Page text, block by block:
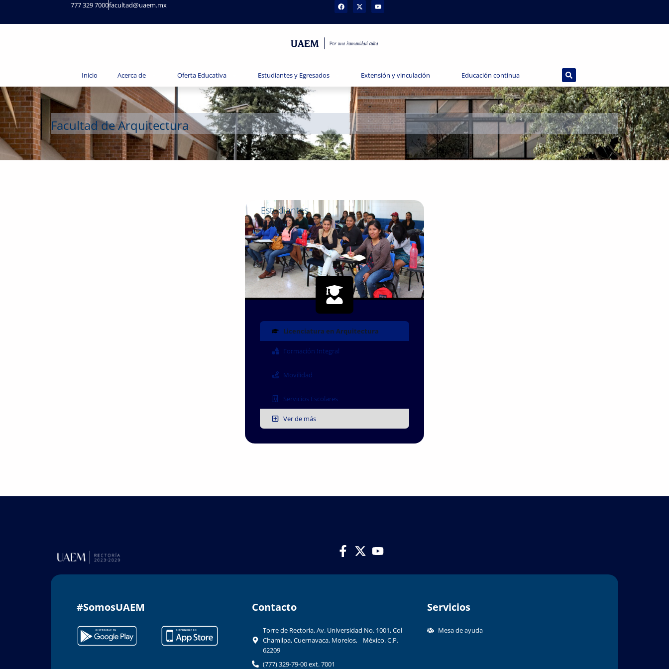
777 329 7000facultad@uaem.mx
Inicio Acerca de Oferta Educativa Estudiantes y Egresados Extensión y vinculación Educación continua
Facultad de Arquitectura
Estudiantes
UAEM
Licenciatura en Arquitectura
Formación Integral
Movilidad
Servicios Escolares
Ver de más
#SomosUAEM Contacto​
Torre de Rectoría, Av. Universidad No. 1001, Col
Chamilpa, Cuernavaca, Morelos, México. C.P.
62209
(777) 329-79-00 ext. 7001
Servicios
Mesa de ayuda